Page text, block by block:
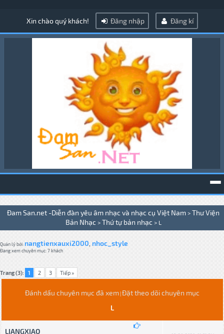
Xin chào quý khách! Đăng nhập Đăng kí
Đam San.net -Diễn đàn yêu âm nhạc và nhạc cụ Việt Nam > Thư Viện
Bản Nhạc > Thứ tự bản nhạc > L
Quản lý bởi:nangtienxauxi2000,nhoc_style
Đang xem chuyên mục: 7 khách
Trang (3): 1 2 3 Tiếp »
Đánh dấu chuyên mục đã xem| Đặt theo dõi chuyên mục
L
LIANGXIAO